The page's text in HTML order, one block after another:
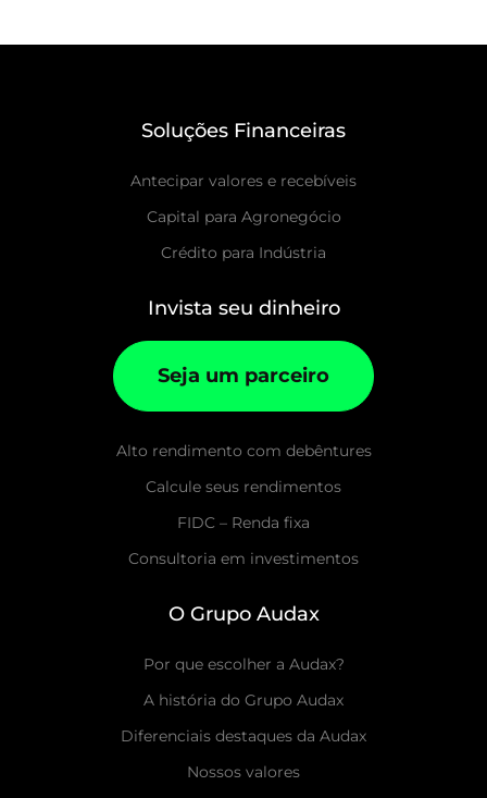
Soluções Financeiras
Antecipar valores e recebíveis
Capital para Agronegócio
Crédito para Indústria
Invista seu dinheiro
Seja um parceiro
Alto rendimento com debêntures
Calcule seus rendimentos
FIDC – Renda fixa
Consultoria em investimentos
O Grupo Audax
Por que escolher a Audax?
A história do Grupo Audax
Diferenciais destaques da Audax
Nossos valores